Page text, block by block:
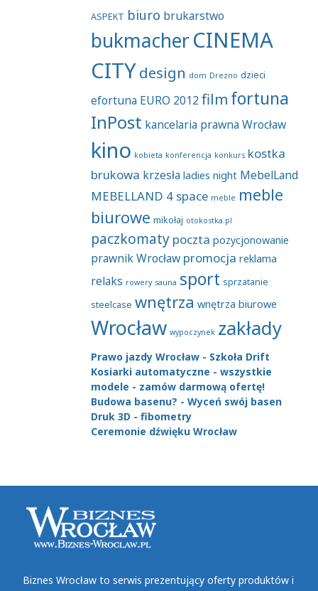
ASPEKT biuro brukarstwo
bukmacherCINEMA
CITYdesign dom Drezno dzieci
efortuna EURO 2012film fortuna
InPost kancelaria prawna Wrocław
kino kobieta konferencja konkurs kostka
brukowa krzesła ladies night MebelLand
MEBELLAND 4 space meble meble
biurowe mikołaj otokostka.pl
paczkomaty poczta pozycjonowanie
prawnik Wrocław promocja reklama
relaks rowery sauna sport sprzatanie
steelcase wnętrza wnętrza biurowe
Wrocław wypoczynek zakłady
Prawo jazdy Wrocław - Szkoła Drift
Kosiarki automatyczne - wszystkie
modele - zamów darmową ofertę!
Budowa basenu? - Wyceń swój basen
Druk 3D - fibometry
Ceremonie dźwięku Wrocław
Biznes Wrocław to serwis prezentujący oferty produktów i